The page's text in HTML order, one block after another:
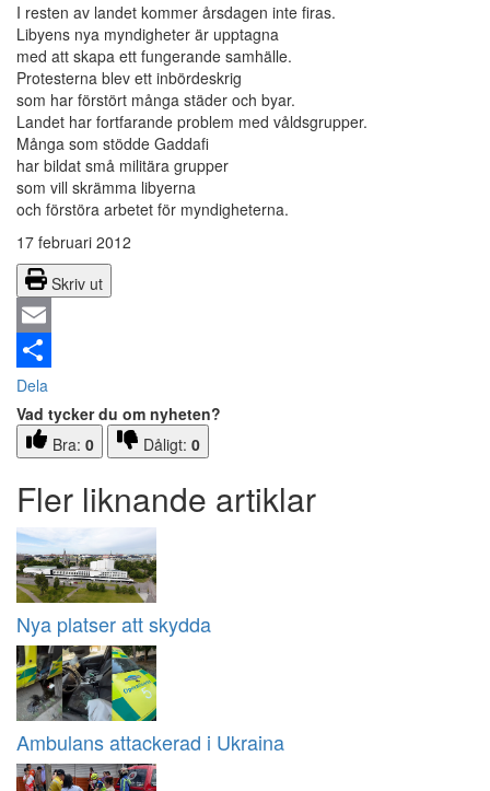
I resten av landet kommer årsdagen inte firas.
Libyens nya myndigheter är upptagna
med att skapa ett fungerande samhälle.
Protesterna blev ett inbördeskrig
som har förstört många städer och byar.
Landet har fortfarande problem med våldsgrupper.
Många som stödde Gaddafi
har bildat små militära grupper
som vill skrämma libyerna
och förstöra arbetet för myndigheterna.
17 februari 2012
Skriv ut
Email
Dela
Vad tycker du om nyheten?
Bra: 0 Dåligt: 0
Fler liknande artiklar
Nya platser att skydda
Ambulans attackerad i Ukraina